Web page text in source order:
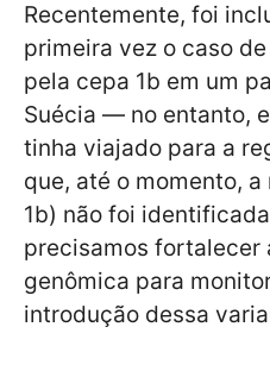
Recentemente, foi
primeira vez o caso
pela cepa 1b em um
Suécia — no entanto,
tinha viajado para a
que, até o momento,
1b) não foi
precisamos fortalecer
genômica para
introdução dessa